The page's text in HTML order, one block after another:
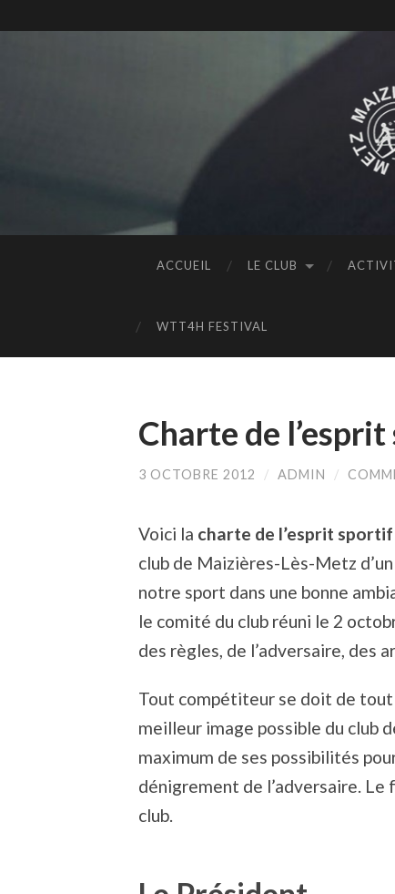
ACCUEIL LE CLUB
WTT4H FESTIVAL
Charte de
3 OCTOBRE 2012 / ADMIN /
Voici la charte de l’esprit sportif
club de Maizières-Lès-Metz
notre sport dans une bonne
le comité du club réuni le 2
des règles, de l’adversaire, des
Tout compétiteur se doit de
meilleur image possible du club
maximum de ses possibilités
dénigrement de l’adversaire.
club.